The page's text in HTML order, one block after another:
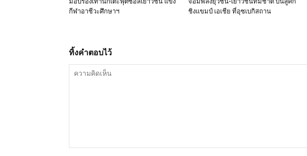
กีฬาอาชีวะศึกษาฯ
ชิงแขมป์ เอเชีย ที่อุซเบกิสถาน
ทิ้งคำตอบไว้